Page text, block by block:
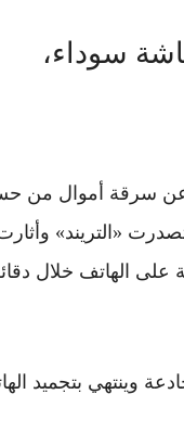
سوداء،
سرقة أموال من
«التريند»
على الهاتف خلال
وينتهي بتجميد